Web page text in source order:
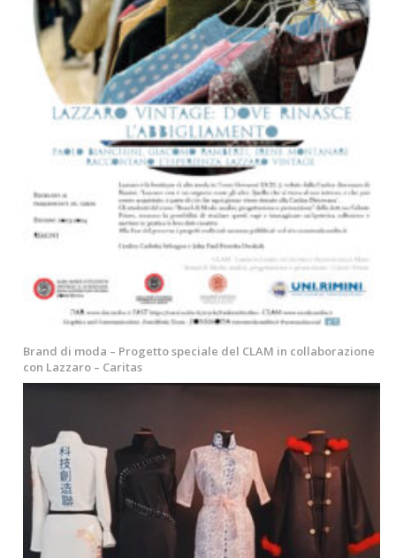
Brand di moda – Progetto speciale del CLAM in collaborazione
con Lazzaro – Caritas